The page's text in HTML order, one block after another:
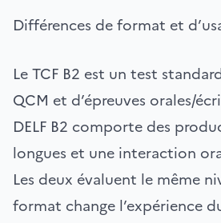
Différences de format et
Le TCF B2 est un test
QCM et d’épreuves orales/
DELF B2 comporte des
longues et une interaction
Les deux évaluent le même
format change l’expérience